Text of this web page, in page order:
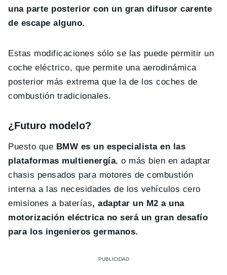
una parte posterior con un gran difusor carente
de escape alguno.
Estas modificaciones sólo se las puede permitir un
coche eléctrico, que permite una aerodinámica
posterior más extrema que la de los coches de
combustión tradicionales.
¿Futuro modelo?
Puesto que BMW es un especialista en las
plataformas multienergía, o más bien en adaptar
chasis pensados para motores de combustión
interna a las necesidades de los vehículos cero
emisiones a baterías, adaptar un M2 a una
motorización eléctrica no será un gran desafío
para los ingenieros germanos.